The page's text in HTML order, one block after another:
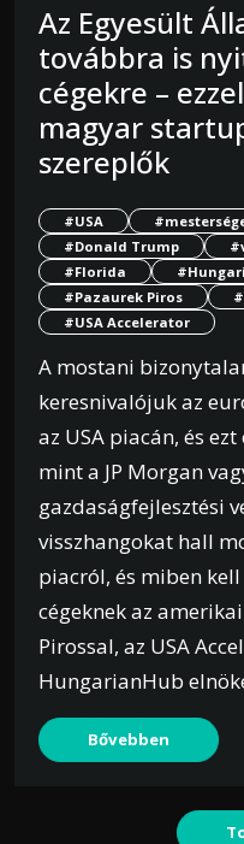
Az Egyesült
továbbra is
cégekre –
magyar
szereplők
#USA
#Donald Trump
#Florida
#Pazaurek Piros
#USA Accelerator
A mostani
keresnivalójuk az
az USA piacán, és
mint a JP Morgan
gazdaságfejlesztési
visszhangokat hall
piacról, és miben
cégeknek az
Pirossal, az USA
HungarianHub
Bővebben